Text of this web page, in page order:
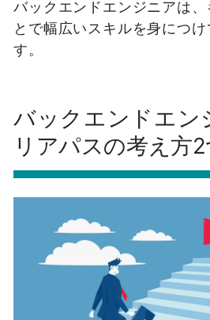
バックエンドエンジニアは、
とで幅広いスキルを身につ
す。
バックエンドエン
リアパスの考え方2